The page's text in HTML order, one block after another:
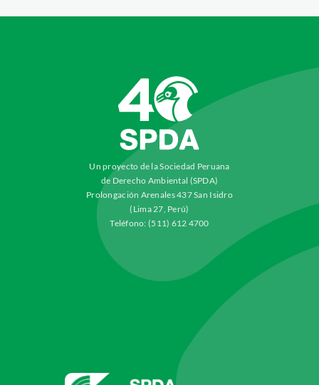
Un proyecto de la Sociedad Peruana
de Derecho Ambiental (SPDA)
Prolongación Arenales 437 San Isidro
(Lima 27, Perú)
Teléfono: (511) 612 4700